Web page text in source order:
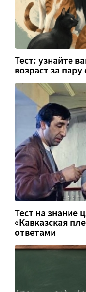
Тест: узнайте
возраст за пару
Тест на знание
«Кавказская
ответами